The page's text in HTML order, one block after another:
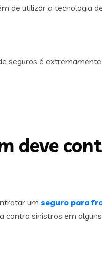
de utilizar a tecnologia
seguros é
deve
um seguro para
contra sinistros em